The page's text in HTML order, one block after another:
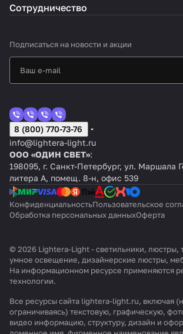
Сотрудничество
Подписаться на новости и акции
8 (800) 770-73-76
info@lightera-light.ru
ООО «ОДИН СВЕТ»:
198095, г. Санкт-Петербург, ул. Маршала
литера А, помещ. 8-н, офис 539
КонфиденциальностьПользовательское
Обработка персональных данныхОферта
© 2026 Lightera-Light - светильники, люстры,
умное освещение, дизайнерские люстры,
На информационном ресурсе применяются
технологии.
Все ресурсы сайта lightera-light.ru, включая
ограничиваясь) текстовую, графическую,
видео информацию, структуру, дизайн и